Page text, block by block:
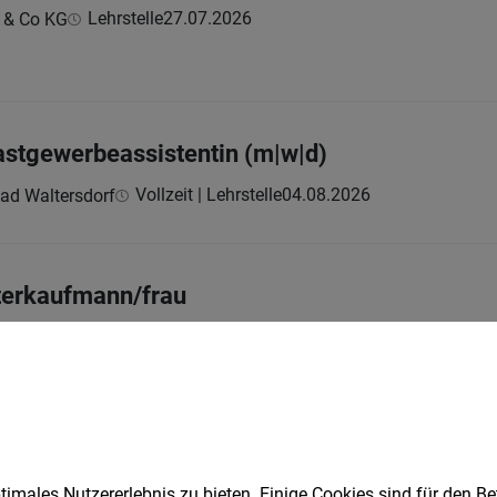
Co KG Lehrstelle27.07.2026
(m|w|d)
Waltersdorf Vollzeit | Lehrstelle04.08.2026
­frau